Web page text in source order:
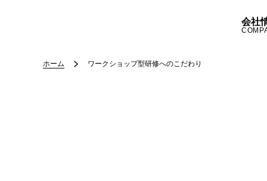
会社
ホーム ワークショップ型研修へのこだわり